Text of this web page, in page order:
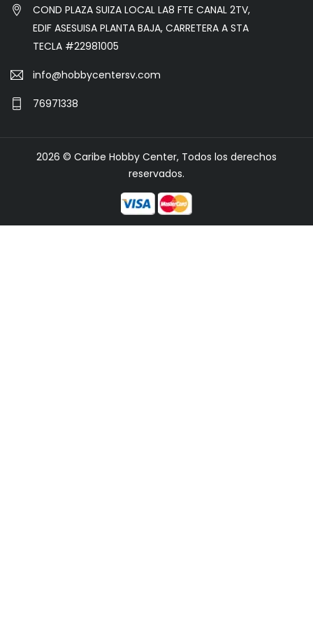
COND PLAZA SUIZA LOCAL LA8 FTE CANAL 2TV,
EDIF ASESUISA PLANTA BAJA, CARRETERA A STA
TECLA #22981005
info@hobbycentersv.com
76971338
2026 © Caribe Hobby Center, Todos los derechos
reservados.